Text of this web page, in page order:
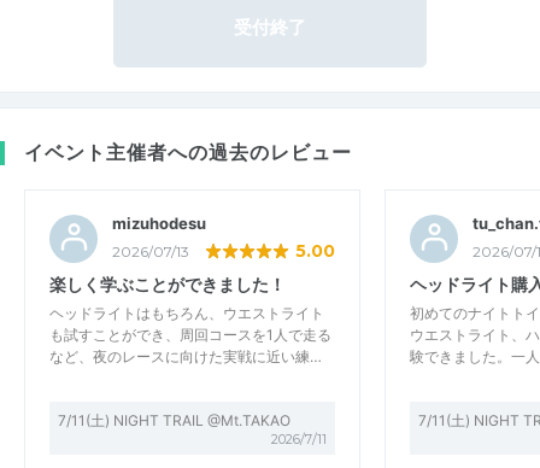
受付終了
イベント主催者への過去のレビュー
mizuhodesu
2026/07/13 5.00
楽しく学ぶことができました！
ヘッドライトはもちろん、ウエストライト
も試すことができ、周回コースを1人で走る
など、夜のレースに向けた実戦に近い練…
7/11(土) NIGHT TRAIL @Mt.TAKAO
2026/7/11
2026/07/
ヘッドライト購
初めてのナイトト
ウエストライト、
験できました。一
7/11(土) NIGHT